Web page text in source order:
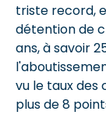
triste record,
détention de
ans, à savoir
vu le taux
plus de 8